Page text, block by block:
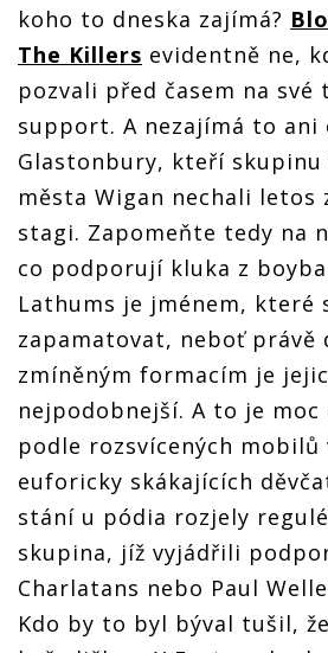
koho to dneska zajímá?
The Killers evidentně ne,
pozvali před časem na své
support. A nezajímá to ani
Glastonbury, kteří
města Wigan nechali letos
stagi. Zapomeňte tedy na
co podporují kluka z
Lathums je jménem, které
zapamatovat, neboť právě
zmíněným formacím je
nejpodobnejší. A to je moc
podle rozsvícených mobilů
euforicky skákajících
stání u pódia rozjely
skupina, jíž vyjádřili
Charlatans nebo Paul
Kdo by to byl býval tušil,